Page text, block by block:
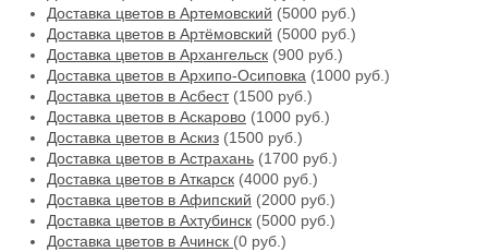
Доставка цветов в Артемовский (5000 руб.)
Доставка цветов в Артёмовский (5000 руб.)
Доставка цветов в Архангельск (900 руб.)
Доставка цветов в Архипо-Осиповка (1000 руб.)
Доставка цветов в Асбест(1500 руб.)
Доставка цветов в Аскарово (1000 руб.)
Доставка цветов в Аскиз (1500 руб.)
Доставка цветов в Астрахань (1700 руб.)
Доставка цветов в Аткарск (4000 руб.)
Доставка цветов в Афипский (2000 руб.)
Доставка цветов в Ахтубинск (5000 руб.)
Доставка цветов в Ачинск (0 руб.)